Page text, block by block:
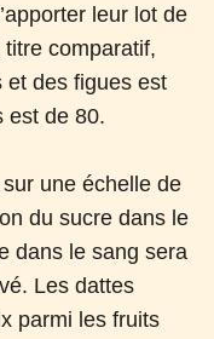
leur lot de
comparatif,
et des figues est
est de 80.
une échelle de
du sucre dans le
dans le sang sera
Les dattes
parmi les fruits